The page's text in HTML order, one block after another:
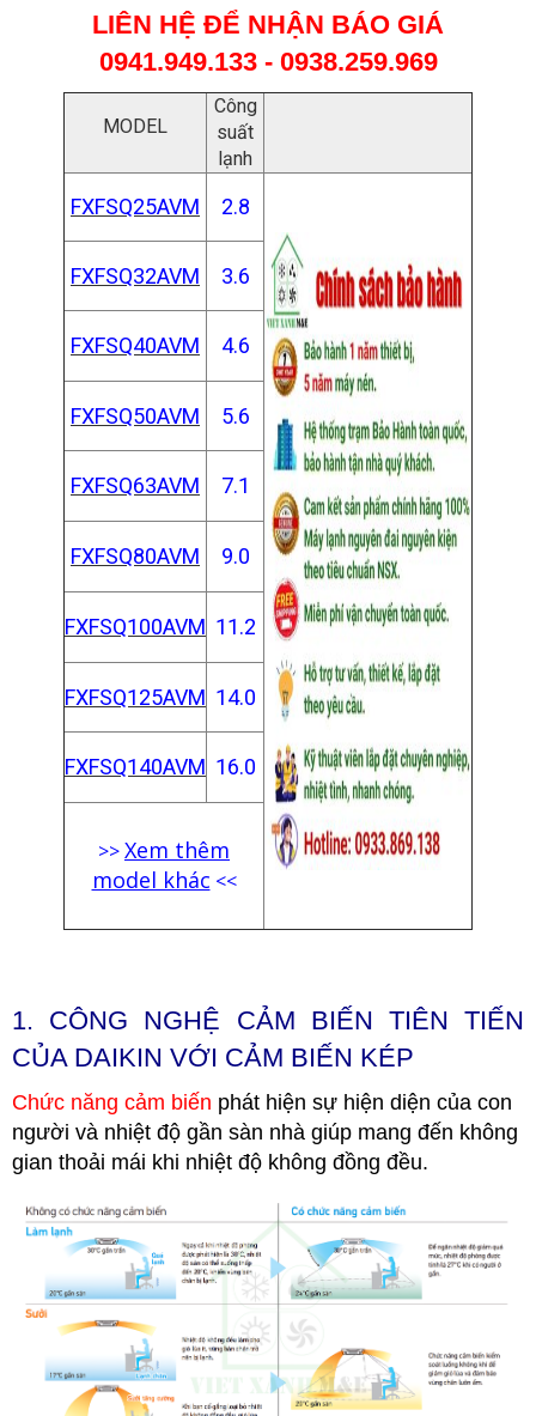
LIÊN HỆ ĐỂ NHẬN BÁO GIÁ
0941.949.133 - 0938.259.969
MODEL
Công
suất
lạnh
FXFSQ25AVM 2.8
FXFSQ32AVM 3.6
FXFSQ40AVM 4.6
FXFSQ50AVM 5.6
FXFSQ63AVM 7.1
FXFSQ80AVM 9.0
FXFSQ100AVM 11.2
FXFSQ125AVM 14.0
FXFSQ140AVM 16.0
>>Xem thêm
model khác <<
1. CÔNG NGHỆ CẢM BIẾN TIÊN TIẾN
CỦA DAIKIN VỚI CẢM BIẾN KÉP
Chức năng cảm biến phát hiện sự hiện diện của con
người và nhiệt độ gần sàn nhà giúp mang đến không
gian thoải mái khi nhiệt độ không đồng đều.